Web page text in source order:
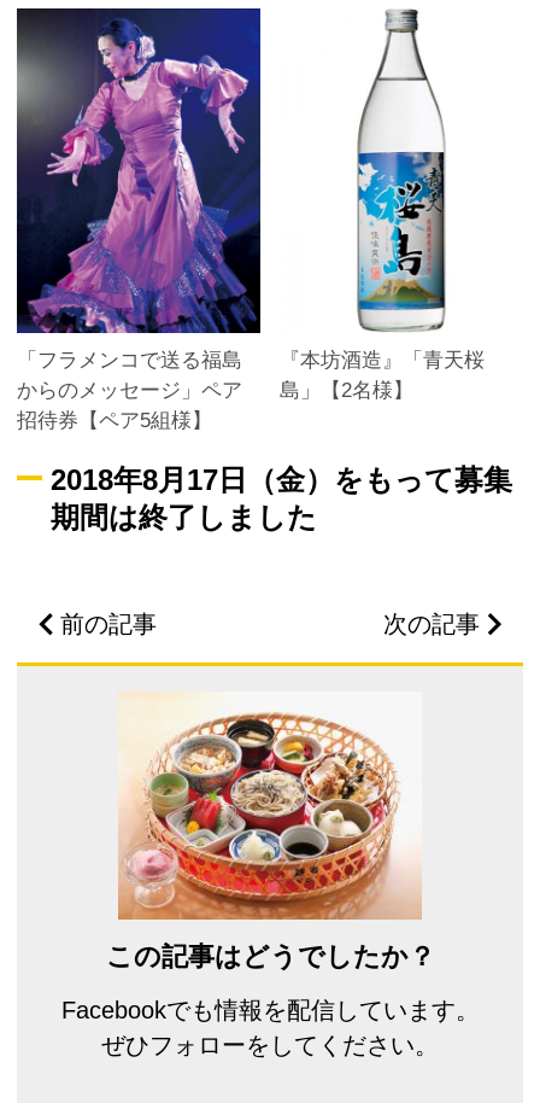
「フラメンコで送る福島
からのメッセージ」ペア
招待券【ペア5組様】
『本坊酒造』「青天桜
島」【2名様】
2018年8月17日（金）をもって募集
期間は終了しました
前の記事 次の記事
この記事はどうでしたか？
Facebookでも情報を配信しています。
ぜひフォローをしてください。